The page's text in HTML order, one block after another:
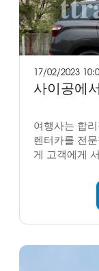
17/02/2023
사이공에
여행사는 합
렌터카를 전
게 고객에게